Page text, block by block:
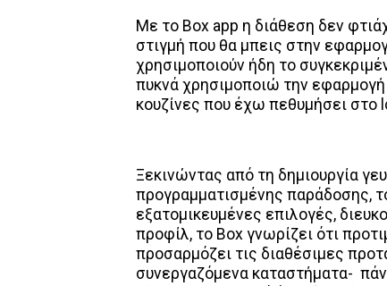
Με το Box app η διάθεση δεν
στιγμή που θα μπεις στην
χρησιμοποιούν ήδη το
πυκνά χρησιμοποιώ την
κουζίνες που έχω πεθυμήσει στο
Ξεκινώντας από τη δημιουργία
προγραμματισμένης παράδοσης,
εξατομικευμένες επιλογές,
προφίλ, το Box γνωρίζει ότι
προσαρμόζει τις διαθέσιμες
συνεργαζόμενα καταστήματα-